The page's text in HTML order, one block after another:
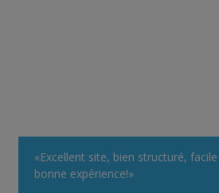
«Excellent site, bien structuré,
bonne expérience!»